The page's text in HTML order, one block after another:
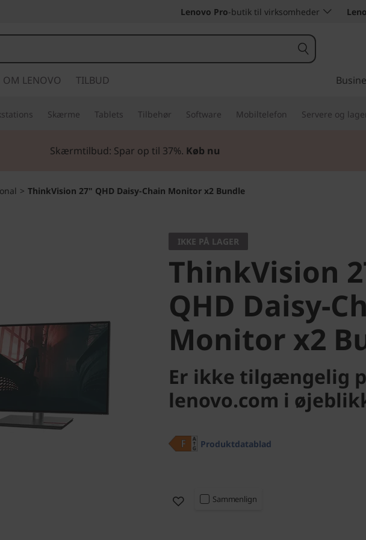
Lenovo Pro-butik til virksomheder
OM LENOVO TILBUD
Skærme Tablets Tilbehør Software Mobiltelefon Servere og
Skærmtilbud: Spar op til 37%. Køb nu
> ThinkVision 27" QHD Daisy-Chain Monitor x2 Bundle
IKKE PÅ LAGER
ThinkVision
QHD Daisy-
Monitor x2
Er ikke tilgængelig
lenovo.com i
Produktdatablad
Sammenlign